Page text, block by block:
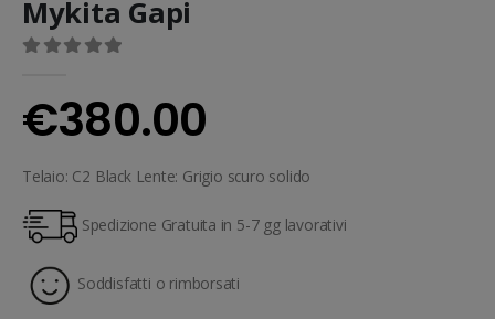
Mykita Gapi
€380.00
Telaio: C2 Black Lente: Grigio scuro solido
Spedizione Gratuita in 5-7 gg lavorativi
Soddisfatti o rimborsati